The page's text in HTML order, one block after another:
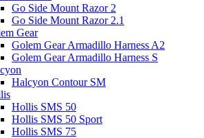
Go Side Mount Razor 2
Go Side Mount Razor 2.1
Gear
Golem Gear Armadillo Harness A2
Golem Gear Armadillo Harness S
Halcyon Contour SM
Hollis SMS 50
Hollis SMS 50 Sport
Hollis SMS 75